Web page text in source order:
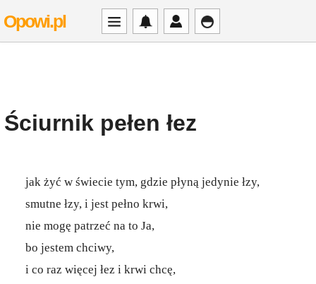
Opowi.pl
Ściurnik pełen łez
jak żyć w świecie tym, gdzie płyną jedynie łzy,
smutne łzy, i jest pełno krwi,
nie mogę patrzeć na to Ja,
bo jestem chciwy,
i co raz więcej łez i krwi chcę,